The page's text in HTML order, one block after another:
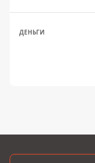
ДЕНЬГИ